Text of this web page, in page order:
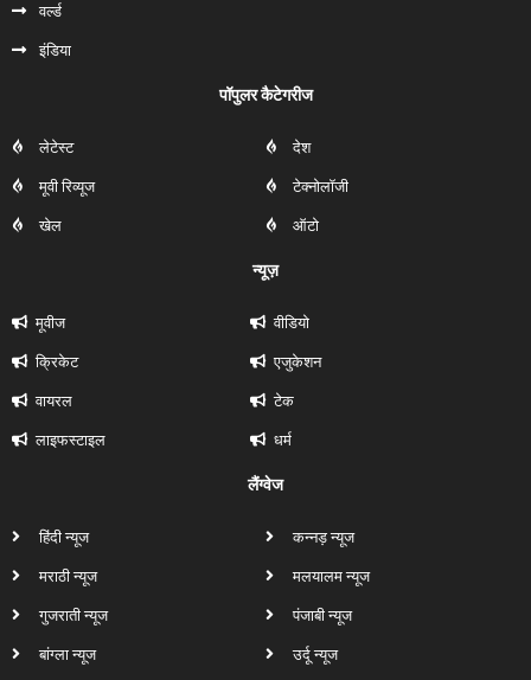
वर्ल्ड
इंडिया
पॉपुलर कैटेगरीज
लेटेस्ट
मूवी रिव्यूज
खेल
देश
टेक्नोलॉजी
ऑटो
न्यूज़
मूवीज
क्रिकेट
वायरल
लाइफस्टाइल
वीडियो
एजुकेशन
टेक
धर्म
लैंग्वेज
हिंदी न्यूज
मराठी न्यूज
गुजराती न्यूज
बांग्ला न्यूज
कन्नड़ न्यूज
मलयालम न्यूज
पंजाबी न्यूज
उर्दू न्यूज